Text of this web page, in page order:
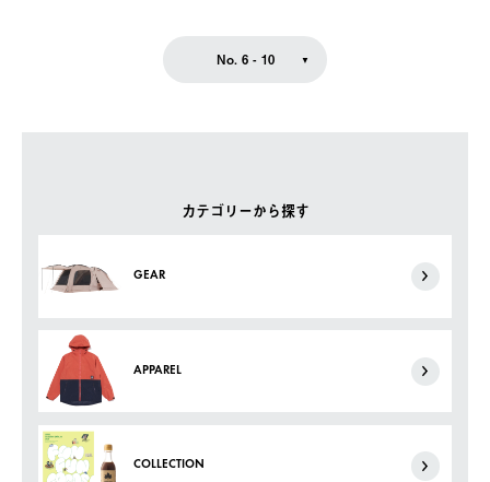
カテゴリーから探す
GEAR
APPAREL
COLLECTION
No. 6 - 10